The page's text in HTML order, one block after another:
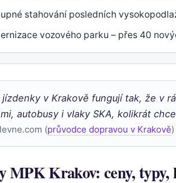
stahování posledních
vozového parku – přes 40
jízdenky v Krakově fungují tak, že v
autobusy i vlaky SKA, kolikrát
(průvodce dopravou v Krakově)
MPK Krakov: ceny, typy,